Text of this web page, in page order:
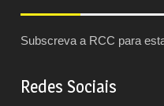
Subscreva a RCC para
Redes Sociais